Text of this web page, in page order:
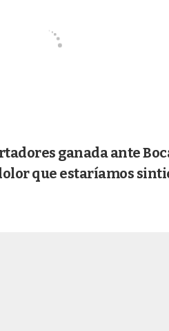
ganada ante
que estaríamos